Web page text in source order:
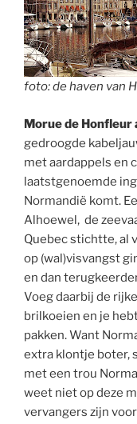
foto: de haven van
Morue de Honfleur
gedroogde
met aardappels en
laatstgenoemde
Normandië komt.
Alhoewel, de
Quebec stichtte, al
op (wal)visvangst
en dan
Voeg daarbij de
brilkoeien en je
pakken. Want
extra klontje boter,
met een trou
weet niet op deze
vervangers zijn